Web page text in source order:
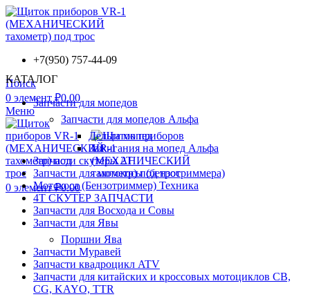
+7(950) 757-44-09
Поиск
0 элемент ₽0.00
Меню
0 элемент ₽0.00
КАТАЛОГ
Запчасти для мопедов
Запчасти для мопедов Альфа
Дельта мопед
Зажигания на мопед Альфа
Запчасти скутеры 2Т
Запчасти для мотокосы (бензотриммера)
Мотокоса (Бензотриммер) Техника
4Т СКУТЕР ЗАПЧАСТИ
Запчасти для Восхода и Совы
Запчасти для Явы
Поршни Ява
Запчасти Муравей
Запчасти квадроцикл ATV
Запчасти для китайских и кроссовых мотоциклов CB,
CG, KAYO, TTR